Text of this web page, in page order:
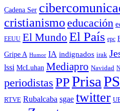
Cadena Ser
cristianismo educación
EEUU El Mundo El País epc
Gripe A Humor IA indignados irak
lssi McLuhan Mediapro Navidad
periodistas PPPrisa
RTVE Rubalcaba sgae twitter